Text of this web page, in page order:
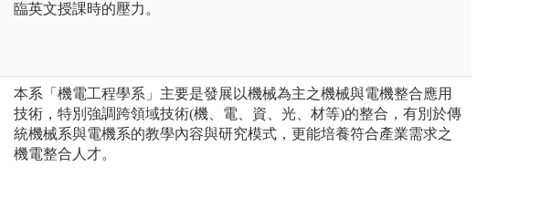
臨英文授課時的壓力。
本系「機電工程學系」主要是發展以機械為主之機械與電機整合應用
技術，特別強調跨領域技術(機、電、資、光、材等)的整合，有別於傳
統機械系與電機系的教學內容與研究模式，更能培養符合產業需求之
機電整合人才。